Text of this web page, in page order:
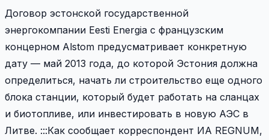
Договор эстонской государственной
энергокомпании Eesti Energia с французским
концерном Alstom предусматривает конкретную
дату — май 2013 года, до которой Эстония должна
определиться, начать ли строительство еще одного
блока станции, который будет работать на сланцах
и биотопливе, или инвестировать в новую АЭС в
Литве. :::Как сообщает корреспондент ИА REGNUM,